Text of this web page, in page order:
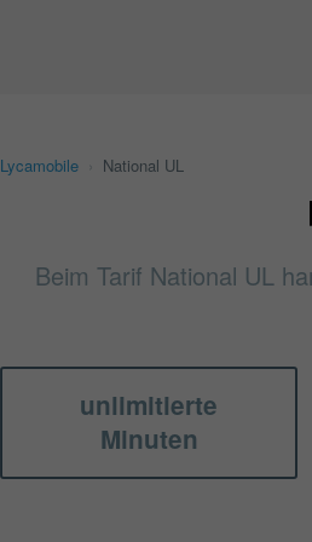
Lycamobile National UL
Beim Tarif National UL
unlimitierte
Minuten